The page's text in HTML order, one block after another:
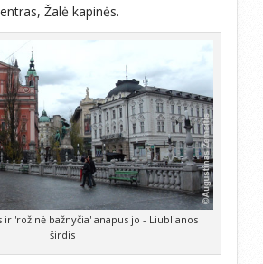
Žalė kapinės.
ir 'rožinė bažnyčia' anapus jo - Liublianos
širdis